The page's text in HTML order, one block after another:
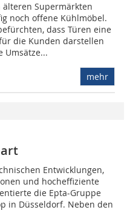
Supermärkten
noch offene Kühlmöbel.
dass Türen eine
die Kunden darstellen
Umsätze...
mehr
Entwicklungen,
und hocheffiziente
die Epta-Gruppe
in Düsseldorf. Neben den